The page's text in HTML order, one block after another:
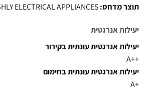
תוצר מדחס:
יעילות אנרגטית
יעילות אנרגטית עונתית בקירור
++A
יעילות אנרגטית עונתית בחימום
+A